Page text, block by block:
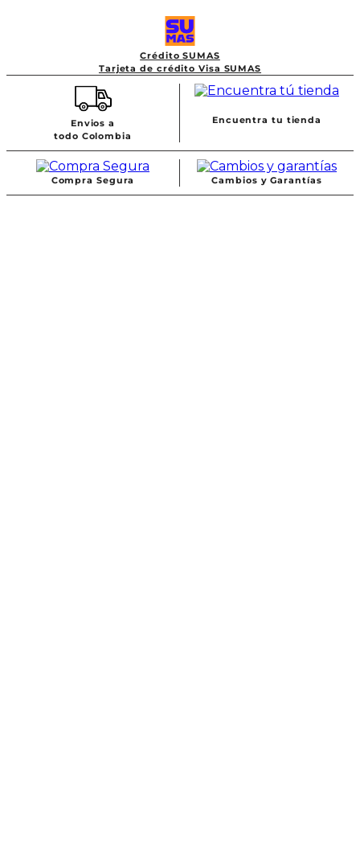
Crédito SUMAS
Tarjeta de crédito Visa SUMAS
Envios a
todo Colombia
Encuentra tu tienda
Compra Segura Cambios y Garantías